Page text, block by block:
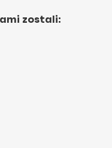
zostali: